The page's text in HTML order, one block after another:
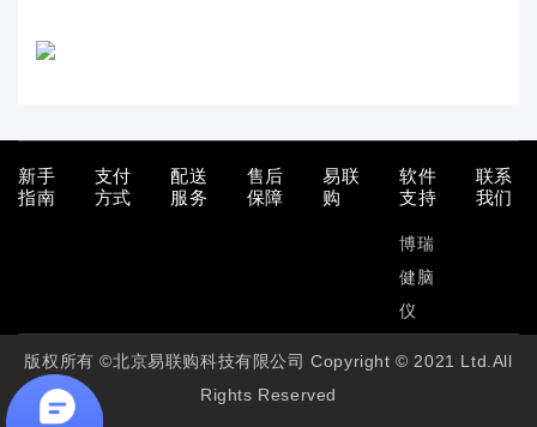
新手
指南
支付
方式
配送
服务
售后
保障
易联
购
软件
支持
博瑞
健脑
仪
联系
我们
版权所有 ©北京易联购科技有限公司 Copyright © 2021 Ltd.All
Rights Reserved